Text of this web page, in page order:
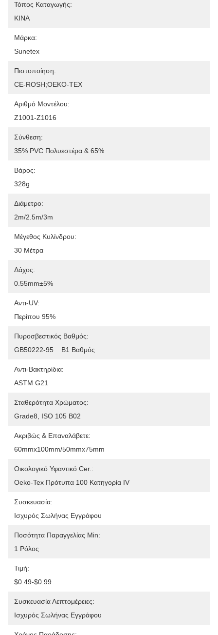
Τόπος Καταγωγής:
ΚΙΝΑ
Μάρκα:
Sunetex
Πιστοποίηση:
CE-ROSH;OEKO-TEX
Αριθμό Μοντέλου:
Z1001-Z1016
Σύνθεση:
35% PVC Πολυεστέρα & 65%
Βάρος:
328g
Διάμετρο:
2m/2.5m/3m
Μέγεθος Κυλίνδρου:
30 Μέτρα
Δάχος:
0.55mm±5%
Αντι-UV:
Περίπου 95%
Πυροσβεστικός Βαθμός:
GB50222-95    B1 Βαθμός
Αντι-Βακτηρίδια:
ASTM G21
Σταθερότητα Χρώματος:
Grade8, ISO 105 B02
Ακριβώς & Επαναλάβετε:
60mmx100mm/50mmx75mm
Οικολογικό Υφαντικό Cer.:
Oeko-Tex Πρότυπα 100 Κατηγορία IV
Συσκευασία:
Ισχυρός Σωλήνας Εγγράφου
Ποσότητα Παραγγελίας Min:
1 Ρόλος
Τιμή:
$0.49-$0.99
Συσκευασία Λεπτομέρειες:
Ισχυρός Σωλήνας Εγγράφου